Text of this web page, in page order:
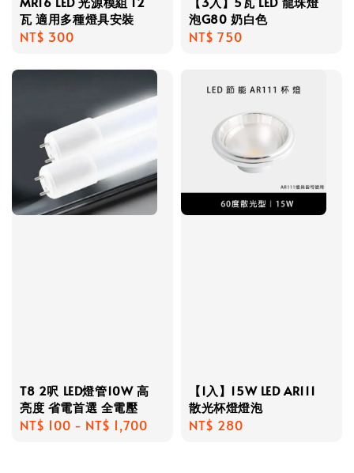
瓦 適用多種燈具安裝
Regular
NT$ 300
泡G80 奶白色
Regular
NT$ 750
T8 2呎 LED燈管10W 高
亮度 省電首選 全電壓
Regular
NT$ 100 - NT$ 1,700
【1入】15W LED AR111
散光杯燈燈泡
Regular
NT$ 280